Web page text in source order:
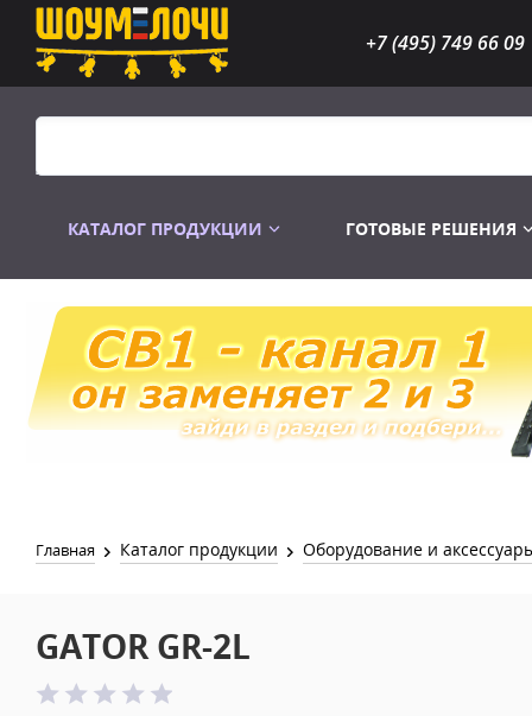
+7 (495) 749 66 09
КАТАЛОГ ПРОДУКЦИИ
Распродажа Лампы
ГОТОВЫЕ РЕШЕНИЯ
Главная Каталог продукции Оборудование и
GATOR GR-2L